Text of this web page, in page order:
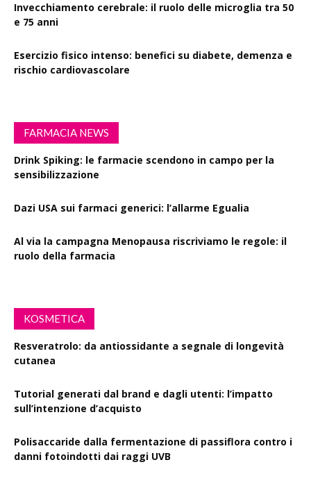
Invecchiamento cerebrale: il ruolo delle microglia tra 50
e 75 anni
Esercizio fisico intenso: benefici su diabete, demenza e
rischio cardiovascolare
FARMACIA NEWS
Drink Spiking: le farmacie scendono in campo per la
sensibilizzazione
Dazi USA sui farmaci generici: l’allarme Egualia
Al via la campagna Menopausa riscriviamo le regole: il
ruolo della farmacia
KOSMETICA
Resveratrolo: da antiossidante a segnale di longevità
cutanea
Tutorial generati dal brand e dagli utenti: l’impatto
sull’intenzione d’acquisto
Polisaccaride dalla fermentazione di passiflora contro i
danni fotoindotti dai raggi UVB